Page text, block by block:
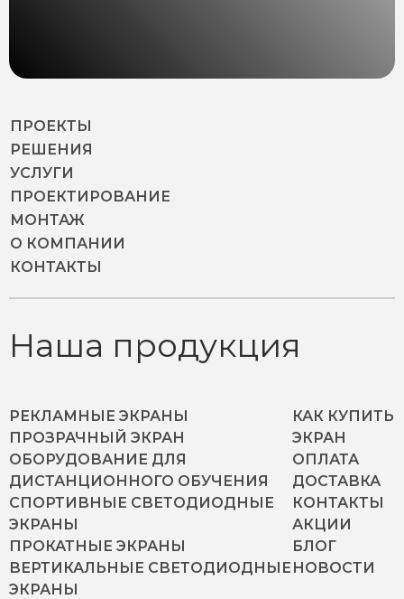
ПРОЕКТЫ
РЕШЕНИЯ
УСЛУГИ
ПРОЕКТИРОВАНИЕ
МОНТАЖ
О КОМПАНИИ
КОНТАКТЫ
Наша продукция
РЕКЛАМНЫЕ ЭКРАНЫ
ПРОЗРАЧНЫЙ ЭКРАН
ОБОРУДОВАНИЕ ДЛЯ
ДИСТАНЦИОННОГО ОБУЧЕНИЯ
СПОРТИВНЫЕ СВЕТОДИОДНЫЕ
ЭКРАНЫ
ПРОКАТНЫЕ ЭКРАНЫ
ВЕРТИКАЛЬНЫЕ СВЕТОДИОДНЫЕ
ЭКРАНЫ
КАК КУПИТЬ
ЭКРАН
ОПЛАТА
ДОСТАВКА
КОНТАКТЫ
АКЦИИ
БЛОГ
НОВОСТИ